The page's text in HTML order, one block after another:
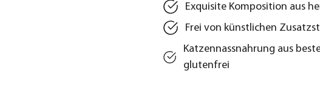
Exquisite Komposition aus
Frei von künstlichen
Katzennassnahrung aus
glutenfrei